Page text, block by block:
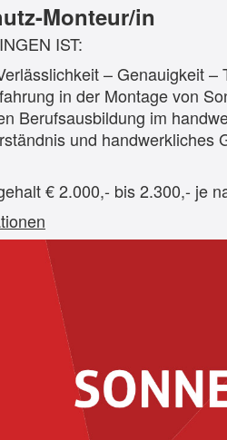
Monteur/in
IST:
– Genauigkeit –
in der Montage von
Berufsausbildung im
und handwerkliches
€ 2.000,- bis 2.300,- je